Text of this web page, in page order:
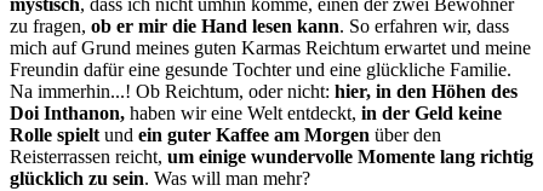
mystisch, dass ich nicht umhin komme, einen der zwei Bewohner
zu fragen, ob er mir die Hand lesen kann. So erfahren wir, dass
mich auf Grund meines guten Karmas Reichtum erwartet und meine
Freundin dafür eine gesunde Tochter und eine glückliche Familie.
Na immerhin...! Ob Reichtum, oder nicht: hier, in den Höhen des
Doi Inthanon, haben wir eine Welt entdeckt, in der Geld keine
Rolle spielt und ein guter Kaffee am Morgen über den
Reisterrassen reicht, um einige wundervolle Momente lang richtig
glücklich zu sein. Was will man mehr?